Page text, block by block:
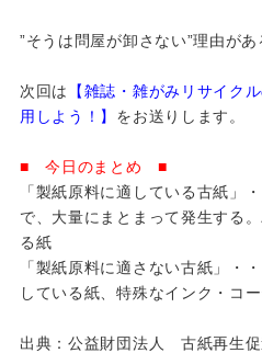
”そうは問屋が卸さない”理由があ
次回は
【雑誌・雑がみリサイク
用しよう！】 をお送りします。
■ 今日のまとめ ■
「製紙原料に適している古紙」
で、大量にまとまって発生する
る紙
「製紙原料に適さない古紙」・
している紙、特殊なインク・コ
出典：公益財団法人 古紙再生